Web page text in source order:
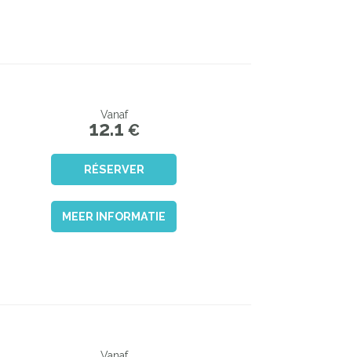
Vanaf
12.1 €
RÉSERVER
MEER INFORMATIE